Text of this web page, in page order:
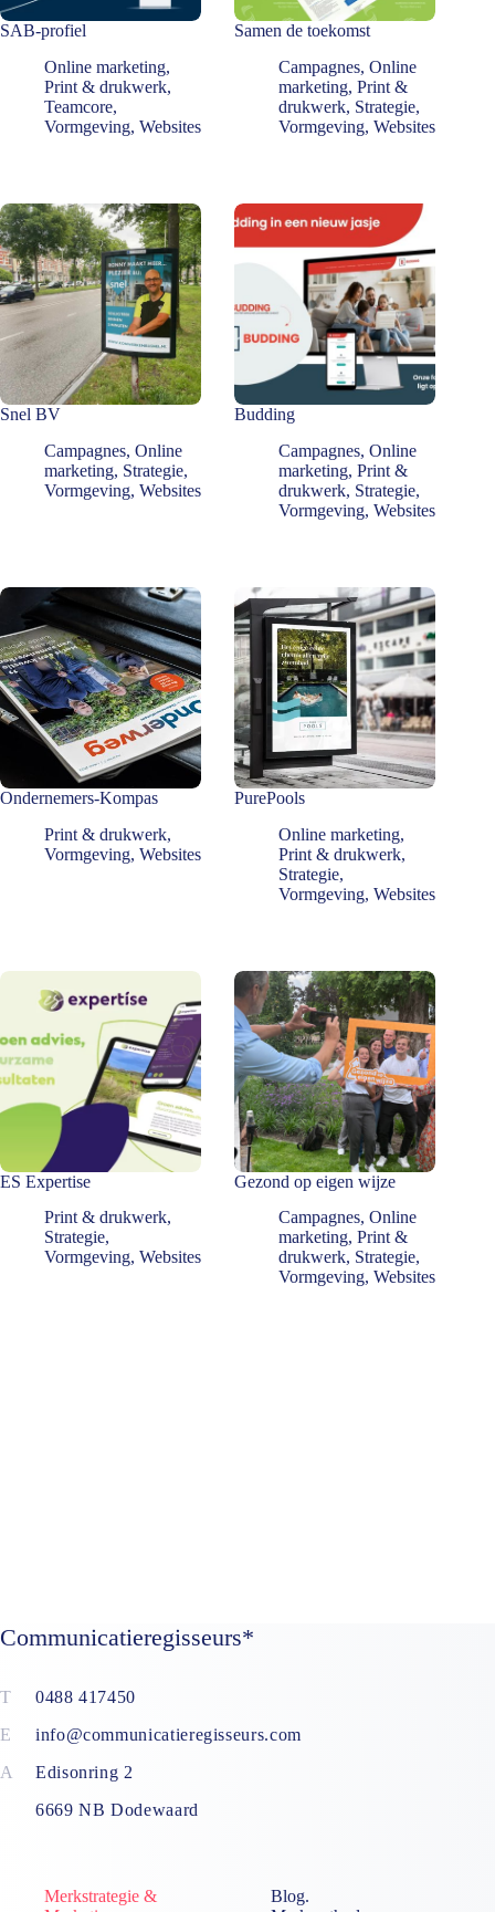
SAB-profiel
Online marketing,
Print & drukwerk,
Teamcore,
Vormgeving, Websites
Samen de toekomst
Campagnes,Online
marketing,Print &
drukwerk, Strategie,
Vormgeving,Websites
Snel BV
Campagnes, Online
marketing, Strategie,
Vormgeving, Websites
Budding
Campagnes,Online
marketing,Print &
drukwerk, Strategie,
Vormgeving,Websites
Ondernemers-Kompas
Print & drukwerk,
Vormgeving, Websites
PurePools
Online marketing,
Print & drukwerk,
Strategie,
Vormgeving,Websites
ES Expertise
Print & drukwerk,
Strategie,
Vormgeving, Websites
Gezond op eigen wijze
Campagnes,Online
marketing,Print &
drukwerk, Strategie,
Vormgeving,Websites
Communicatieregisseurs*
0488 417450
info@communicatieregisseurs.com
Edisonring 2
6669 NB Dodewaard
Merkstrategie &
Blog.